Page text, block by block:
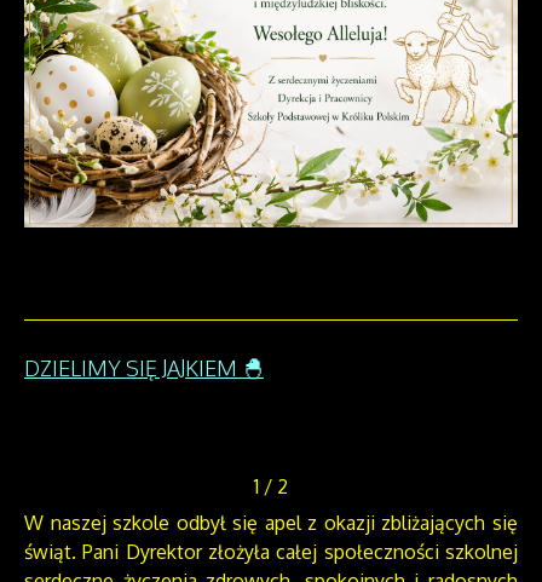
DZIELIMY SIĘ JAJKIEM 🐣
1 / 2
W naszej szkole odbył się apel z okazji zbliżających się
świąt. Pani Dyrektor złożyła całej społeczności szkolnej